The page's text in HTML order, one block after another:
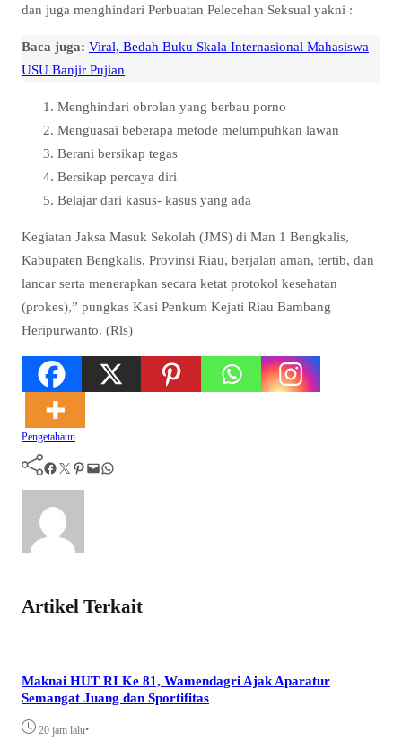
dan juga menghindari Perbuatan Pelecehan Seksual yakni :
Baca juga: Viral, Bedah Buku Skala Internasional Mahasiswa
USU Banjir Pujian
Menghindari obrolan yang berbau porno
Menguasai beberapa metode melumpuhkan lawan
Berani bersikap tegas
Bersikap percaya diri
Belajar dari kasus- kasus yang ada
Kegiatan Jaksa Masuk Sekolah (JMS) di Man 1 Bengkalis,
Kabupaten Bengkalis, Provinsi Riau, berjalan aman, tertib, dan
lancar serta menerapkan secara ketat protokol kesehatan
(prokes),” pungkas Kasi Penkum Kejati Riau Bambang
Heripurwanto. (Rls)
Pengetahaun
Facebook Twitter Pinterest Mail WhatsApp
Artikel Terkait
Maknai HUT RI Ke 81, Wamendagri Ajak Aparatur
Semangat Juang dan Sportifitas
20 jam lalu•